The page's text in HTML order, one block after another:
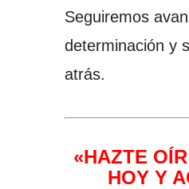
Seguiremos
determinación y
atrás.
«HAZTE
HOY Y